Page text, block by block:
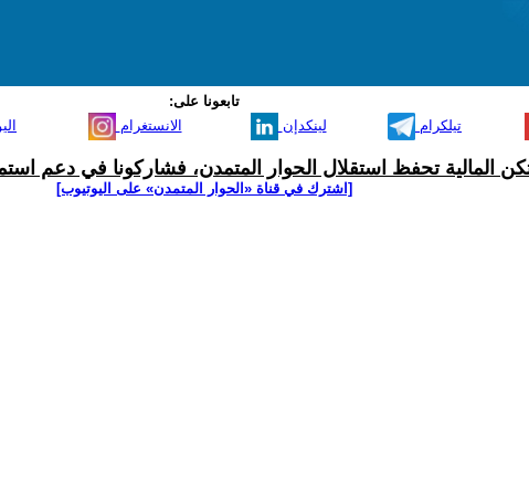
تابعونا على:
الانستغرام لينكدإن تيلكرام
المالية تحفظ استقلال الحوار المتمدن، فشاركونا في دعم
[اشترك في قناة ‫«الحوار المتمدن» على اليوتيوب]